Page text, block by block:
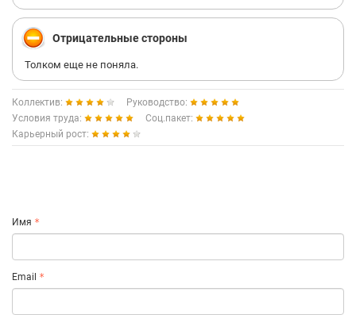
Отрицательные стороны
Толком еще не поняла.
Коллектив:
Руководство:
Условия труда:
Соц.пакет:
Карьерный рост:
Имя
Email